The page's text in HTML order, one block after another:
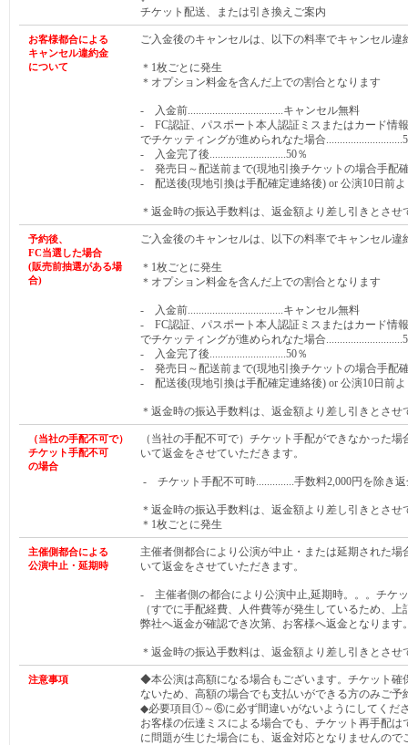
チケット配送、または引き換えご案内
お客様都合による
キャンセル違約金
について
ご入金後のキャンセルは、以下の料率でキャンセル違
＊1枚ごとに発生
＊オプション料金を含んだ上での割合となります
- 入金前...................................キャンセル無料
- FC認証、パスポート本人認証ミスまたはカード情
でチケッティングが進められなた場合
- 入金完了後............................50％
- 発売日～配送前まで(現地引換チケットの場合手配
- 配送後(現地引換は手配確定連絡後) or 公演10日前よ
＊返金時の振込手数料は、返金額より差し引きとさせ
予約後、
FC当選した場合
(販売前抽選がある場
合)
ご入金後のキャンセルは、以下の料率でキャンセル違
＊1枚ごとに発生
＊オプション料金を含んだ上での割合となります
- 入金前...................................キャンセル無料
- FC認証、パスポート本人認証ミスまたはカード情
でチケッティングが進められなた場合
- 入金完了後............................50％
- 発売日～配送前まで(現地引換チケットの場合手配
- 配送後(現地引換は手配確定連絡後) or 公演10日前よ
＊返金時の振込手数料は、返金額より差し引きとさせ
（当社の手配不可で）
チケット手配不可
の場合
（当社の手配不可で）チケット手配ができなかった
いて返金をさせていただきます。
- チケット手配不可時..............手数料2,000円を除き
＊返金時の振込手数料は、返金額より差し引きとさせ
＊1枚ごとに発生
主催側都合による
公演中止・延期時
主催者側都合により公演が中止・または延期された
いて返金をさせていただきます。
- 主催者側の都合により公演中止,延期時。。。チケ
（すでに手配経費、人件費等が発生しているため、
弊社へ返金が確認でき次第、お客様へ返金となります
＊返金時の振込手数料は、返金額より差し引きとさせ
注意事項
◆本公演は高額になる場合もございます。チケット確
ないため、高額の場合でも支払いができる方のみご予
◆必要項目①～⑥に必ず間違いがないようにしてくだ
お客様の伝達ミスによる場合でも、チケット再手配
に問題が生じた場合にも、返金対応となりませんので